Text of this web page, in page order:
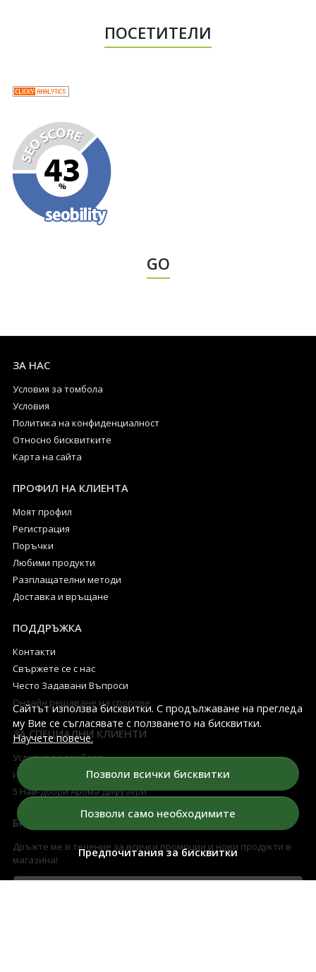
Сайтът използва бисквитки. С продължаване на прегледа
му Вие се съгласявате с ползването на бисквитки.
Научете повече.
Позволи всички бисквитки
Позволи само необходимите
Предпочитания за бисквитки
ПОСЕТИТЕЛИ
GO
ЗА НАС
Условия за томбола
Условия
Политика на конфиденциалност
Относно бисквитките
Карта на сайта
ПРОФИЛ НА КЛИЕНТА
Моят профил
Регистрация
Поръчки
Любими продукти
Разплащателни методи
Доставка и връщане
ПОДДРЪЖКА
Контакти
Свържете се с нас
Често Задавани Въпроси
Онлайн решаване на спорове
ЗА СПЕЦИАЛНИ КЛИЕНТИ
Условия за томбола
Изтегли късметче
5 Най-добри Арома Дифузери
БЮЛЕТИН
Дръжте ме в течение за всички промоции и нови продукти в
магазина!